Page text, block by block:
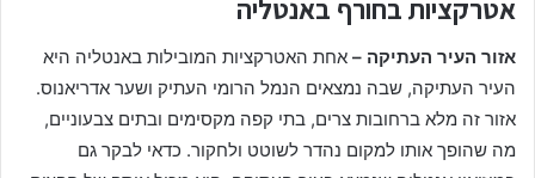
אטרקציות בחורף באנטליה
אזור העיר העתיקה – אחת האטרקציות המובילות באנטליה היא
העיר העתיקה, שבה נמצאים הנמל הרומי העתיק ושער אדריאנוס.
אזור זה מלא ברחובות צרים, בתי קפה מקסימים ובתים צבעוניים,
מה שהופך אותו למקום נהדר לשוטט ולחקור. כדאי לבקר גם